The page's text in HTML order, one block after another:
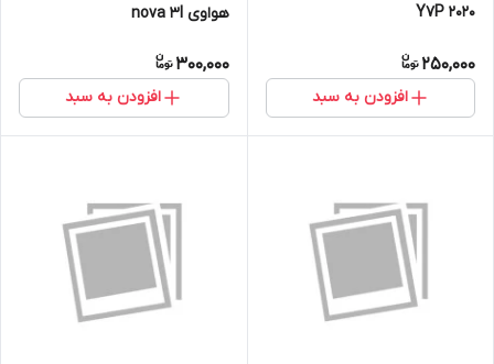
Y7P 2020
250,000
افزودن به سبد
هواوی nova 3I
300,000
افزودن به سبد